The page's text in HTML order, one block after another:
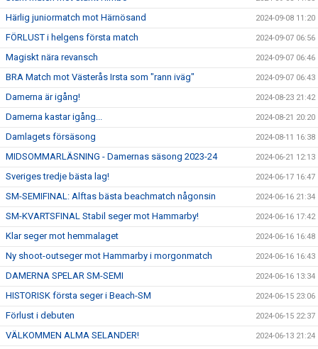
Härlig juniormatch mot Härnösand 2024-09-08 11:20
FÖRLUST i helgens första match 2024-09-07 06:56
Magiskt nära revansch 2024-09-07 06:46
BRA Match mot Västerås Irsta som "rann iväg" 2024-09-07 06:43
Damerna är igång! 2024-08-23 21:42
Damerna kastar igång... 2024-08-21 20:20
Damlagets försäsong 2024-08-11 16:38
MIDSOMMARLÄSNING - Damernas säsong 2023-24 2024-06-21 12:13
Sveriges tredje bästa lag! 2024-06-17 16:47
SM-SEMIFINAL: Alftas bästa beachmatch någonsin 2024-06-16 21:34
SM-KVARTSFINAL Stabil seger mot Hammarby! 2024-06-16 17:42
Klar seger mot hemmalaget 2024-06-16 16:48
Ny shoot-outseger mot Hammarby i morgonmatch 2024-06-16 16:43
DAMERNA SPELAR SM-SEMI 2024-06-16 13:34
HISTORISK första seger i Beach-SM 2024-06-15 23:06
Förlust i debuten 2024-06-15 22:37
VÄLKOMMEN ALMA SELANDER! 2024-06-13 21:24